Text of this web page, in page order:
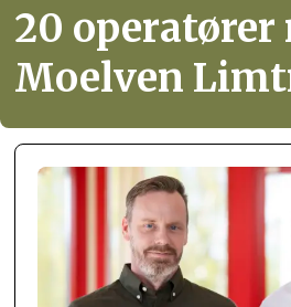
20 operatører
Moelven